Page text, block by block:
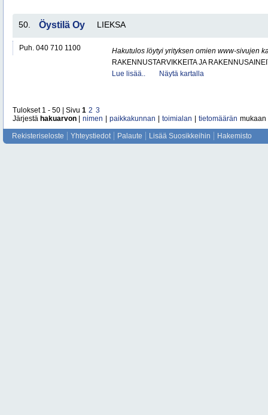
50. Öystilä Oy LIEKSA
Puh. 040 710 1100
Hakutulos löytyi yrityksen omien www-sivujen
RAKENNUSTARVIKKEITA JA
Lue lisää..
Näytä kartalla
Tulokset 1 - 50 | Sivu 1 2 3
Järjestä hakuarvon nimen paikkakunnan toimialan tietomäärän mukaan
Rekisteriseloste Yhteystiedot Palaute Lisää Suosikkeihin Hakemisto